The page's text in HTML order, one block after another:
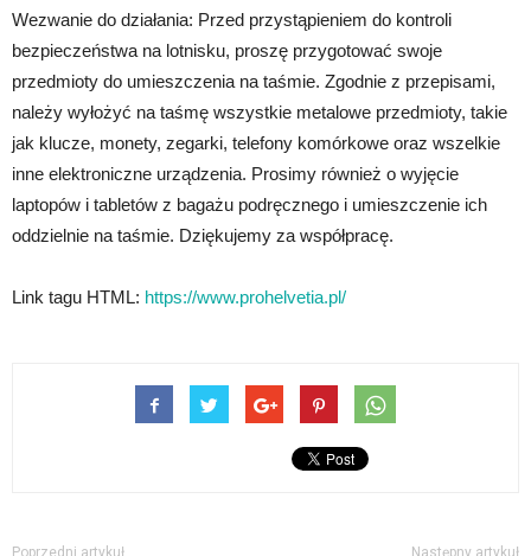
Wezwanie do działania: Przed przystąpieniem do kontroli
bezpieczeństwa na lotnisku, proszę przygotować swoje
przedmioty do umieszczenia na taśmie. Zgodnie z przepisami,
należy wyłożyć na taśmę wszystkie metalowe przedmioty, takie
jak klucze, monety, zegarki, telefony komórkowe oraz wszelkie
inne elektroniczne urządzenia. Prosimy również o wyjęcie
laptopów i tabletów z bagażu podręcznego i umieszczenie ich
oddzielnie na taśmie. Dziękujemy za współpracę.
Link tagu HTML: https://www.prohelvetia.pl/